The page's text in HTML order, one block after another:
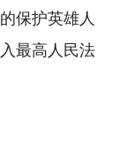
保护英雄人
最高人民法